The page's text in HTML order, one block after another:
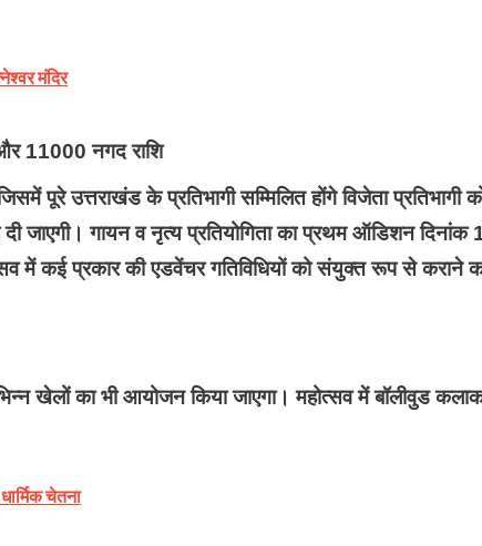
मंदिर
और 11000 नगद राशि
पूरे उत्तराखंड के प्रतिभागी सम्मिलित होंगे विजेता प्रतिभागी
जाएगी। गायन व नृत्य प्रतियोगिता का प्रथम ऑडिशन दिनांक
में कई प्रकार की एडवेंचर गतिविधियों को संयुक्त रूप से कराने
खेलों का भी आयोजन किया जाएगा। महोत्सव में बॉलीवुड
चेतना